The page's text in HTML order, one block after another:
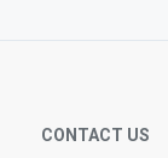
CONTACT US